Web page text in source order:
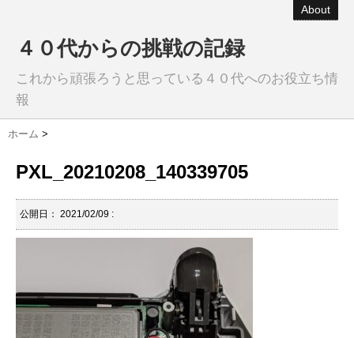
About
４０代からの挑戦の記録
これから頑張ろうと思っている４０代へのお役立ち情
報
ホーム >
PXL_20210208_140339705
公開日： 2021/02/09 :